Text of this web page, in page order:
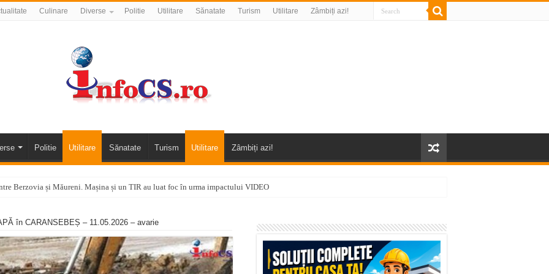
Culinare Diverse Politie Utilitare Sănatate Turism Utilitare Zâmbiți azi!
Politie Utilitare Sănatate Turism Utilitare Zâmbiți azi!
Berzovia și Măureni. Mașina și un TIR au luat foc în urma impactului VIDEO
Almăjului și zona Oravița – Cărbunari VIDEO
apei potabile în Bocșa Română, în data de 6 august 2026
APĂ în ORAVIȚA – 05.08.2026 – avarie
în CARANSEBEȘ – 11.05.2026 – avarie